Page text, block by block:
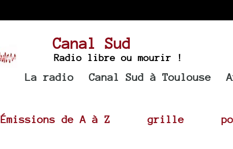
Canal Sud
Radio libre ou mourir !
La radio Canal Sud à Toulouse
Émissions de A à Z grille